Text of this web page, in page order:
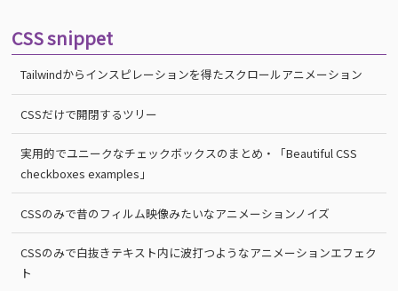
CSS snippet
Tailwindからインスピレーションを得たスクロールアニメーション
CSSだけで開閉するツリー
実用的でユニークなチェックボックスのまとめ・「Beautiful CSS
checkboxes examples」
CSSのみで昔のフィルム映像みたいなアニメーションノイズ
CSSのみで白抜きテキスト内に波打つようなアニメーションエフェク
ト